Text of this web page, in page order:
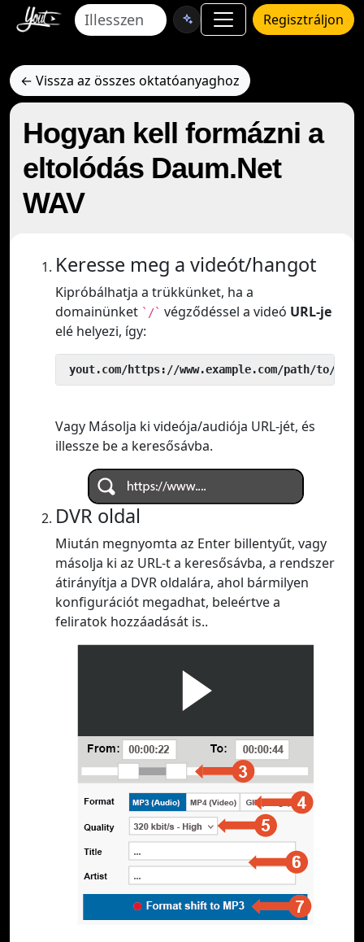
Regisztráljon
← Vissza az összes oktatóanyaghoz
Hogyan kell formázni a
eltolódás Daum.Net
WAV
Keresse meg a videót/hangot
Kipróbálhatja a trükkünket, ha a
domainünket `/` végződéssel a videó URL-je
elé helyezi, így:
yout.com/https://www.example.com/path/to/
Vagy Másolja ki videója/audiója URL-jét, és
illessze be a keresősávba.
DVR oldal
Miután megnyomta az Enter billentyűt, vagy
másolja ki az URL-t a keresősávba, a rendszer
átirányítja a DVR oldalára, ahol bármilyen
konfigurációt megadhat, beleértve a
feliratok hozzáadását is..